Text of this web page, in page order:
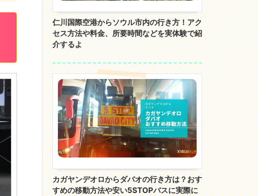
仁川国際空港からソウル市内の行き方！アク
セス方法や料金、所要時間などを実体験で紹
介するよ
カガヤンデオロからダバオの行き方は？おす
すめの移動方法や安い5STOPバスに実際に